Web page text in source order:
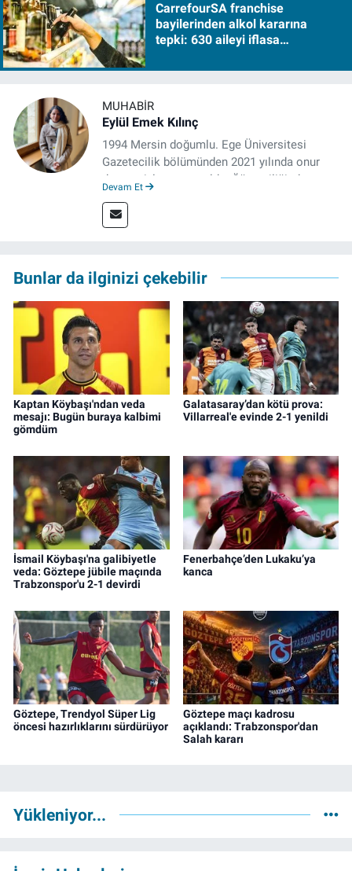
CarrefourSA franchise
bayilerinden alkol kararına
tepki: 630 aileyi iflasa
MUHABIR
Eylül Emek Kılınç
1994 Mersin doğumlu. Ege Üniversitesi
Gazetecilik bölümünden 2021 yılında onur
derecesiyle mezun oldu. Öğrenciliğinde
deneyimin dışında kapatılana kadar Artı TV
ve TELE1 TV Ankara bürolarında editör ve
Devam Et
Bunlar da ilginizi çekebilir
Kaptan Köybaşı'ndan veda
mesajı: Bugün buraya kalbimi
gömdüm
Galatasaray’dan kötü prova:
Villarreal'e evinde 2-1 yenildi
İsmail Köybaşı'na galibiyetle
veda: Göztepe jübile maçında
Trabzonspor'u 2-1 devirdi
Fenerbahçe’den Lukaku’ya
kanca
Göztepe, Trendyol Süper Lig
öncesi hazırlıklarını sürdürüyor
Göztepe maçı kadrosu
açıklandı: Trabzonspor'dan
Salah kararı
Yükleniyor...